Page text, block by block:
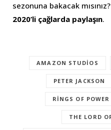
sezonuna bakacak
2020’li çağlarda paylaşın.
AMAZON STUDIOS
PETER JACKSON
RINGS OF POWER
THE LORD